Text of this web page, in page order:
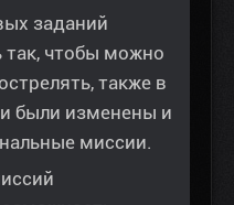
заданий
так, чтобы можно
также в
были изменены и
миссии.